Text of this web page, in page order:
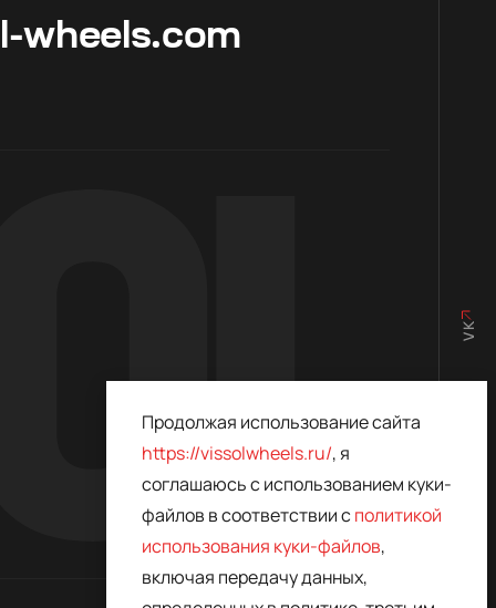
wheels.com
VK
Продолжая использование сайта
https://vissolwheels.ru/, я
соглашаюсь с использованием куки-
файлов в соответствии сполитикой
использования куки-файлов,
включая передачу данных,